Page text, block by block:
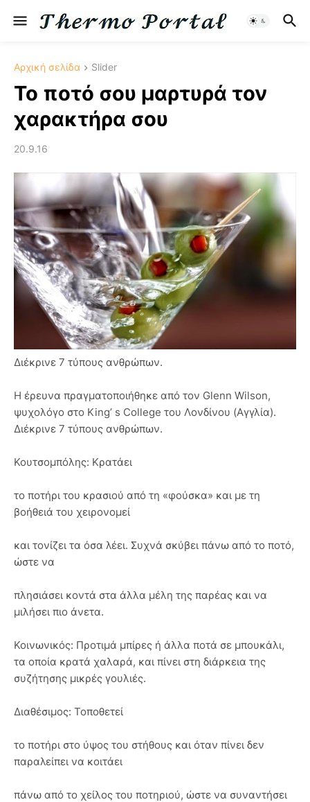
Αρχική σελίδα Slider
Το ποτό σου μαρτυρά τον
χαρακτήρα σου
20.9.16
Διέκρινε 7 τύπους ανθρώπων.
Η έρευνα πραγματοποιήθηκε από τον Glenn Wilson,
ψυχολόγο στο King’ s College του Λονδίνου (Αγγλία).
Διέκρινε 7 τύπους ανθρώπων.
Κουτσομπόλης: Κρατάει
το ποτήρι του κρασιού από τη «φούσκα» και με τη
βοήθειά του χειρονομεί
και τονίζει τα όσα λέει. Συχνά σκύβει πάνω από το ποτό,
ώστε να
πλησιάσει κοντά στα άλλα μέλη της παρέας και να
μιλήσει πιο άνετα.
Κοινωνικός: Προτιμά μπίρες ή άλλα ποτά σε μπουκάλι,
τα οποία κρατά χαλαρά, και πίνει στη διάρκεια της
συζήτησης μικρές γουλιές.
Διαθέσιμος: Τοποθετεί
το ποτήρι στο ύψος του στήθους και όταν πίνει δεν
παραλείπει να κοιτάει
πάνω από το χείλος του ποτηριού, ώστε να συναντήσει